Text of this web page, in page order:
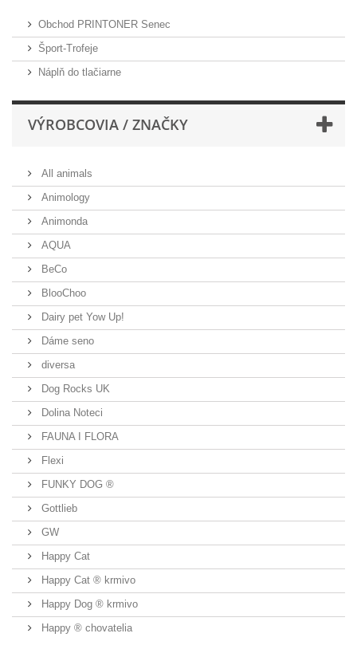
Obchod PRINTONER Senec
Šport-Trofeje
Náplň do tlačiarne
VÝROBCOVIA / ZNAČKY
All animals
Animology
Animonda
AQUA
BeCo
BlooChoo
Dairy pet Yow Up!
Dáme seno
diversa
Dog Rocks UK
Dolina Noteci
FAUNA I FLORA
Flexi
FUNKY DOG ®
Gottlieb
GW
Happy Cat
Happy Cat ® krmivo
Happy Dog ® krmivo
Happy ® chovatelia